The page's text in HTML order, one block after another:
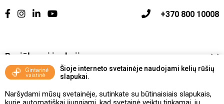
Šioje interneto svetainėje naudojami kelių rūšių
slapukai.
Naršydami mūsų svetainėje, sutinkate su būtinaisiais slapukais,
+370 800 10008
Pasiūlymai ir akcijos
Vakcinavimo tvarka ir taisyklės
Kontaktai ir Karjera